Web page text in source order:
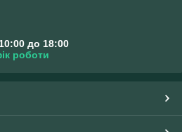
до 18:00
роботи